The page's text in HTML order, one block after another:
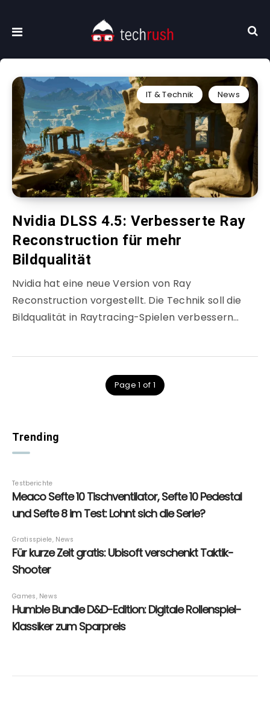
IT & Technik News
Nvidia DLSS 4.5: Verbesserte Ray
Reconstruction für mehr
Bildqualität
Nvidia hat eine neue Version von Ray
Reconstruction vorgestellt. Die Technik soll die
Bildqualität in Raytracing-Spielen verbessern…
Page 1 of 1
Trending